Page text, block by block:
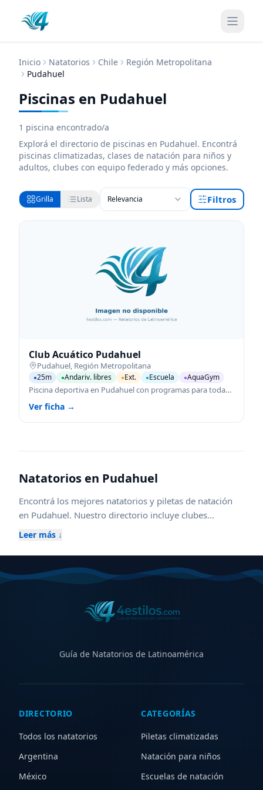
Inicio Natatorios Chile
Región Metropolitana
Pudahuel
Piscinas en Pudahuel
1 piscina encontrado/a
Explorá el directorio de piscinas en Pudahuel. Encontrá
piscinas climatizadas, clases de natación para niños y
adultos, clubes con equipo federado y más opciones.
Grilla Lista Relevancia Filtros
Club Acuático Pudahuel
Pudahuel Región Metropolitana
●25m ●Andariv. libres ●Ext. ●Escuela ●AquaGym
Piscina deportiva en Pudahuel con programas para todas las edades.
Ver ficha →
Natatorios en Pudahuel
Encontrá los mejores natatorios y piletas de natación
en Pudahuel. Nuestro directorio incluye clubes
federados, escuelas de natación para niños y adultos,
centros con aqua gym, waterpolo y kinesiología
acuática. Compará horarios, ubicaciones, instalaciones
y servicios para elegir el natatorio ideal en
sea para entrenamiento competitivo, aprendizaje,
recreación o rehabilitación. Explorá zonas cercanas
Leer más ↓
Guía de Natatorios de Latinoamérica
DIRECTORIO
Todos los natatorios
Argentina
México
CATEGORÍAS
Piletas climatizadas
Natación para niños
Escuelas de natación